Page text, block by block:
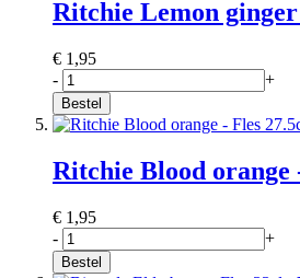
Ritchie Lemon
€ 1,95
-
+
Bestel
Ritchie Blood orange
€ 1,95
-
+
Bestel